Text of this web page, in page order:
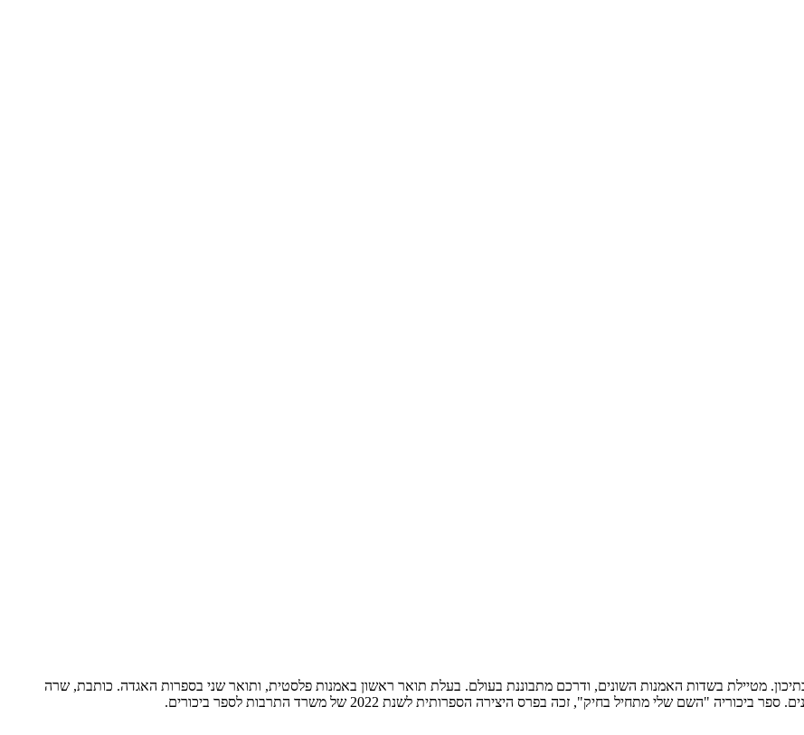
בתיכון. מטיילת בשדות האמנות השונים, ודרכם מתבוננת בעולם. בעלת תואר ראשון באמנות פלסטית, ותואר שני בספרות האגדה. כותבת, שרה
שלי מתחיל בחיק", זכה בפרס היצירה הספרותית לשנת 2022 של משרד התרבות לספר ביכורים.